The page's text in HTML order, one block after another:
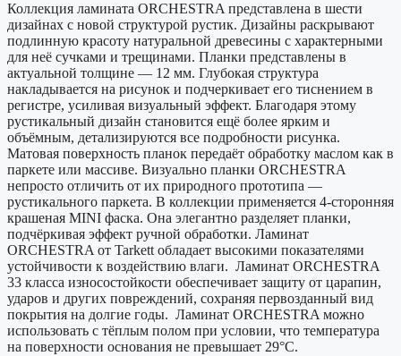
Коллекция ламината ORCHESTRA представлена в шести
дизайнах с новой структурой рустик. Дизайны раскрывают
подлинную красоту натуральной древесины с характерными
для неё сучками и трещинами. Планки представлены в
актуальной толщине — 12 мм. Глубокая структура
накладывается на рисунок и подчеркивает его тиснением в
регистре, усиливая визуальный эффект. Благодаря этому
рустикальный дизайн становится ещё более ярким и
объёмным, детализируются все подробности рисунка.
Матовая поверхность планок передаёт обработку маслом как в
паркете или массиве. Визуально планки ORCHESTRA
непросто отличить от их природного прототипа —
рустикального паркета. В коллекции применяется 4-сторонняя
крашеная MINI фаска. Она элегантно разделяет планки,
подчёркивая эффект ручной обработки. Ламинат
ORCHESTRA от Tarkett обладает высокими показателями
устойчивости к воздействию влаги. Ламинат ORCHESTRA
33 класса износостойкости обеспечивает защиту от царапин,
ударов и других повреждений, сохраняя первозданный вид
покрытия на долгие годы. Ламинат ORCHESTRA можно
использовать с тёплым полом при условии, что температура
на поверхности основания не превышает 29°C.